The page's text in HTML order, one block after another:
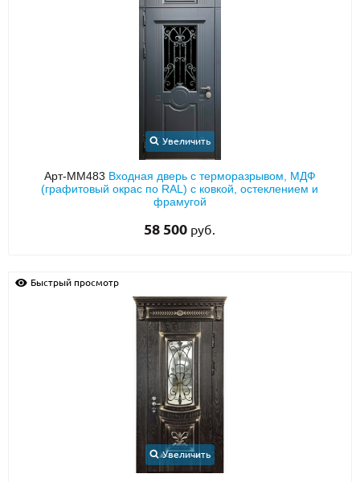
Увеличить
Арт-ММ483 Входная дверь с терморазрывом, МДФ
(графитовый окрас по RAL) с ковкой, остеклением и
фрамугой
58 500 руб.
Быстрый просмотр
Увеличить